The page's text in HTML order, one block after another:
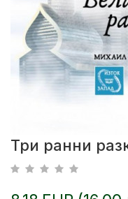
Три ранни